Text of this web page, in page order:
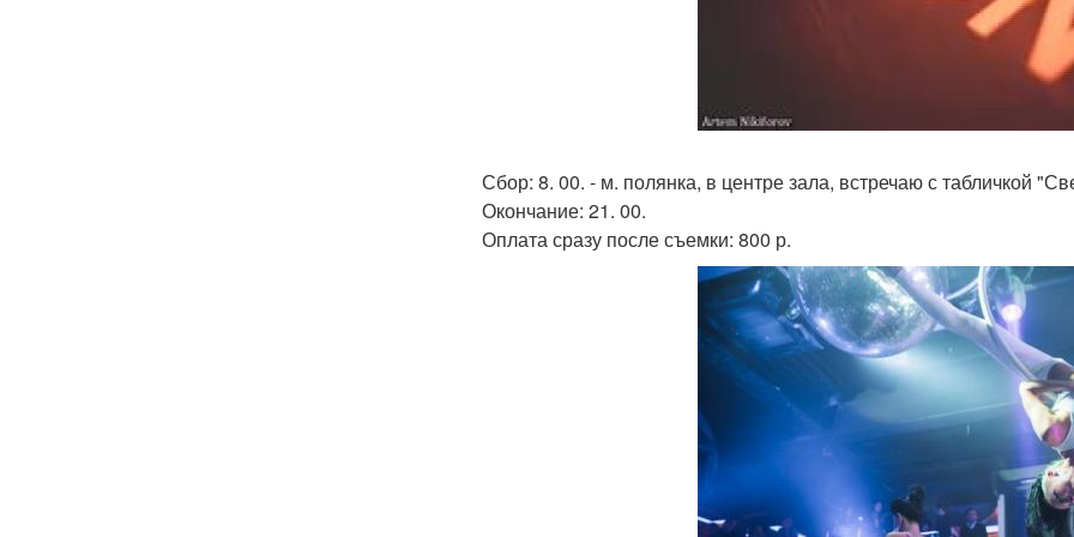
Сбор: 8. 00. - м. полянка, в центре зала, встречаю с табличкой
Окончание: 21. 00.
Оплата сразу после съемки: 800 р.